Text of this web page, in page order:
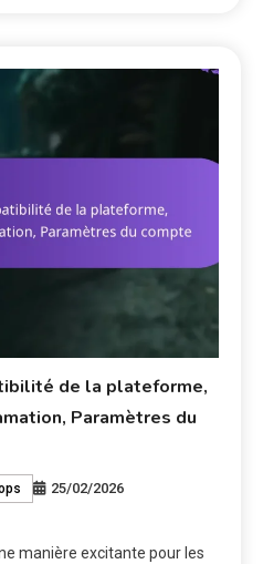
de la plateforme,
Paramètres du
25/02/2026
manière excitante pour les